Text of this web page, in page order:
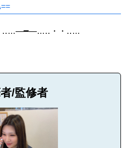
‥…―━―…‥・・‥…
/監修者